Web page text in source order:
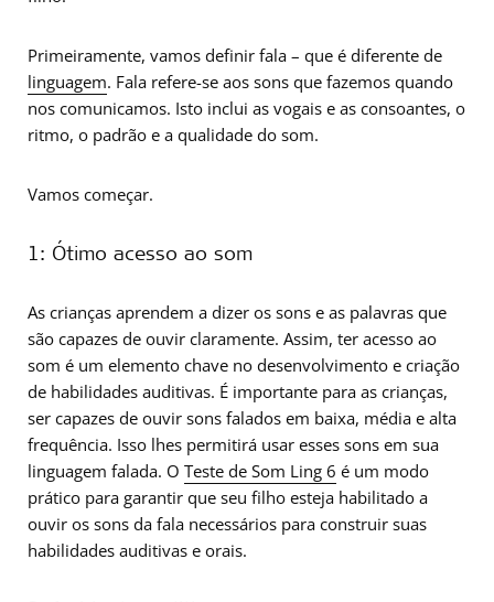
Primeiramente, vamos definir fala – que é diferente de
linguagem. Fala refere-se aos sons que fazemos quando
nos comunicamos. Isto inclui as vogais e as consoantes, o
ritmo, o padrão e a qualidade do som.
Vamos começar.
1: Ótimo acesso ao som
As crianças aprendem a dizer os sons e as palavras que
são capazes de ouvir claramente. Assim, ter acesso ao
som é um elemento chave no desenvolvimento e criação
de habilidades auditivas. É importante para as crianças,
ser capazes de ouvir sons falados em baixa, média e alta
frequência. Isso lhes permitirá usar esses sons em sua
linguagem falada. O Teste de Som Ling 6 é um modo
prático para garantir que seu filho esteja habilitado a
ouvir os sons da fala necessários para construir suas
habilidades auditivas e orais.